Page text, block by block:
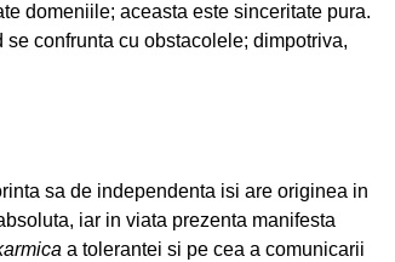
domeniile; aceasta este sinceritate pura.
confrunta cu obstacolele; dimpotriva,
sa de independenta isi are originea in
iar in viata prezenta manifesta
a tolerantei si pe cea a comunicarii